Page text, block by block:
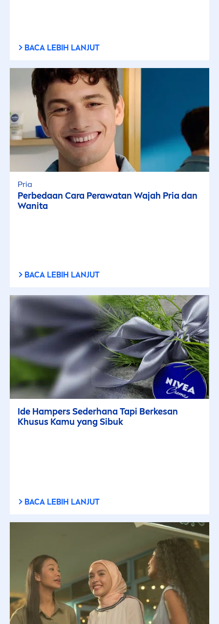
BACA LEBIH LANJUT
Pria
Perbedaan Cara Perawatan Wajah Pria dan
Wanita
BACA LEBIH LANJUT
Ide Hampers Sederhana Tapi Berkesan
Khusus Kamu yang Sibuk
BACA LEBIH LANJUT